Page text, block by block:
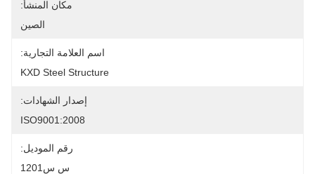
مكان المنشأ:
الصين
اسم العلامة التجارية:
KXD Steel Structure
إصدار الشهادات:
ISO9001:2008
رقم الموديل:
س س1201